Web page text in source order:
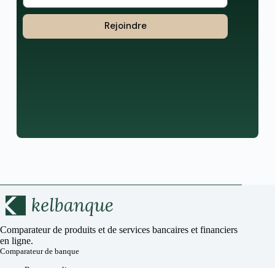
Rejoindre
Comparateur de produits et de services bancaires et financiers
en ligne.
Comparateur de banque